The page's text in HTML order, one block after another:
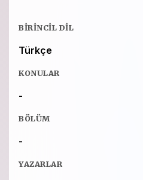
BIRINCIL DIL
Türkçe
KONULAR
-
BÖLÜM
-
YAZARLAR